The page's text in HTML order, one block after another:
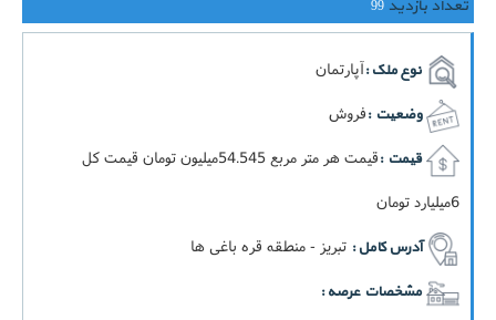
تعداد بازدید 99
نوع ملک :آپارتمان
وضعیت :فروش
قیمت :
قيمت هر متر مربع 54.545ميليون تومان قيمت کل
6ميليارد تومان
آدرس کامل : تبریز - منطقه قره باغی ها
مشخصات عرصه :